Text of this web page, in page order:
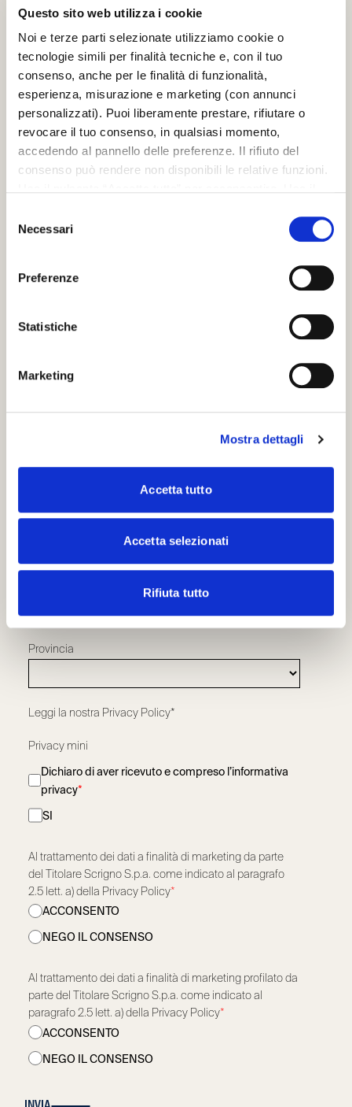
Questo sito web utilizza i cookie
Noi e terze parti selezionate utilizziamo cookie o
tecnologie simili per finalità tecniche e, con il tuo
consenso, anche per le finalità di funzionalità,
esperienza, misurazione e marketing (con annunci
personalizzati). Puoi liberamente prestare, rifiutare o
revocare il tuo consenso, in qualsiasi momento,
accedendo al pannello delle preferenze. Il rifiuto del
consenso può rendere non disponibili le relative funzioni.
Leggi laCookie policy
delNecessari
Preferenze
Statistiche
Marketing
Mostra dettagli
Accetta tutto
Accetta selezionati
Rifiuta tutto
Porte scorrevoli in legno
Porte scorrevoli in vetro
Porte scorrevoli speciali
Porte battenti in legno
Porte battenti in vetro
Porte battenti speciali
CHI SIAMO
Azienda
Governance team
Whistleblowing
Certificazioni e Garanzia
Dove acquistare
Download
Cognome*
Provincia
Leggi la nostra Privacy Policy*
Privacy mini
Dichiaro di aver ricevuto e compreso l’informativa
privacy*
SI
Al trattamento dei dati a finalità di marketing da parte
del Titolare Scrigno S.p.a. come indicato al paragrafo
2.5 lett. a) della Privacy Policy*
ACCONSENTO
NEGO IL CONSENSO
Al trattamento dei dati a finalità di marketing profilato da
parte del Titolare Scrigno S.p.a. come indicato al
paragrafo 2.5 lett. a) della Privacy Policy*
ACCONSENTO
NEGO IL CONSENSO